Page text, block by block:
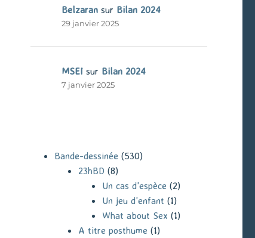
Belzaransur Bilan 2024
29 janvier 2025
MSEIsur Bilan 2024
7 janvier 2025
Bande-dessinée (530)
23hBD (8)
Un cas d'espèce (2)
Un jeu d'enfant (1)
What about Sex (1)
A titre posthume (1)